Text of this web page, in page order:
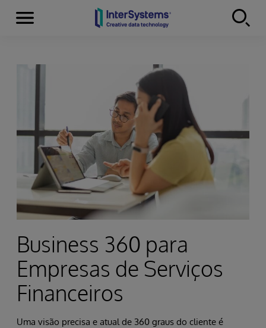
Skip to content
Menu
Business 360 para
Empresas de Serviços
Financeiros
Uma visão precisa e atual de 360 graus do cliente é